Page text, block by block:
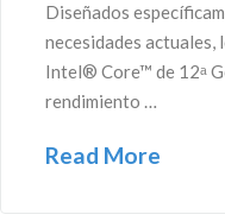
Diseñados
necesidades actuales,
Intel® Core™ de 12ᵃ
rendimiento …
Read More